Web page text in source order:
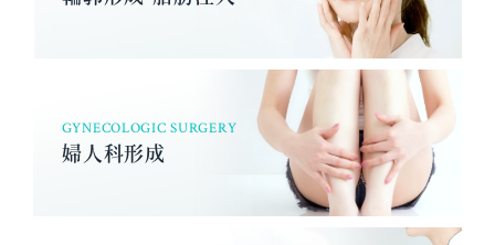
GYNECOLOGIC SURGERY
婦人科形成